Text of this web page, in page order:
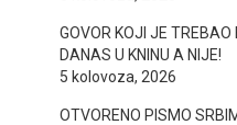
GOVOR KOJI JE TREBAO
DANAS U KNINU A NIJE!
5 kolovoza, 2026
OTVORENO PISMO